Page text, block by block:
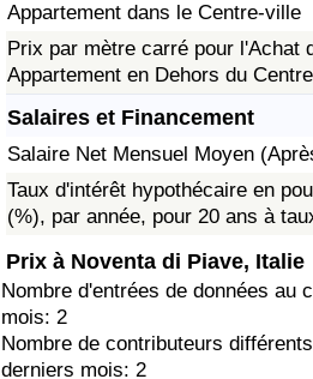
Appartement dans le Centre-ville
Prix par mètre carré pour l'Achat
Appartement en Dehors du
Salaires et Financement
Salaire Net Mensuel Moyen
Taux d'intérêt hypothécaire en
(%), par année, pour 20 ans à
Prix à Noventa di Piave, Italie
Nombre d'entrées de données au
mois: 2
Nombre de contributeurs
derniers mois: 2